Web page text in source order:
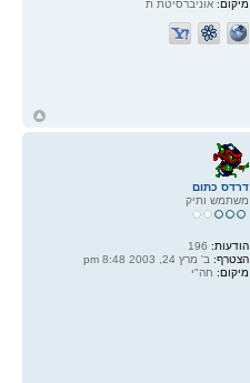
מיקום:אוניברסיטת ת
דרדס כתום
משתמש ותיק
הודעות:
הצטרף: ב' מרץ 24, 2003 8:48 pm
מיקום: חה"י